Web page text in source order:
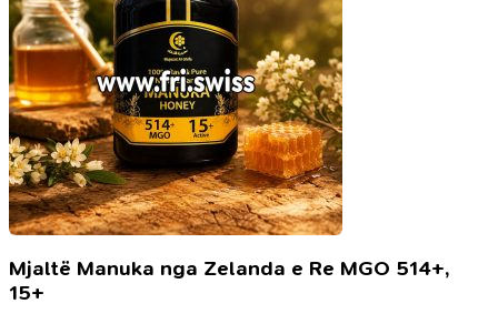
Mjaltë Manuka nga Zelanda e Re MGO 514+,
15+